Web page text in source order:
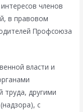
членов
в правовом
Профсоюза
власти и
труда, другими
с